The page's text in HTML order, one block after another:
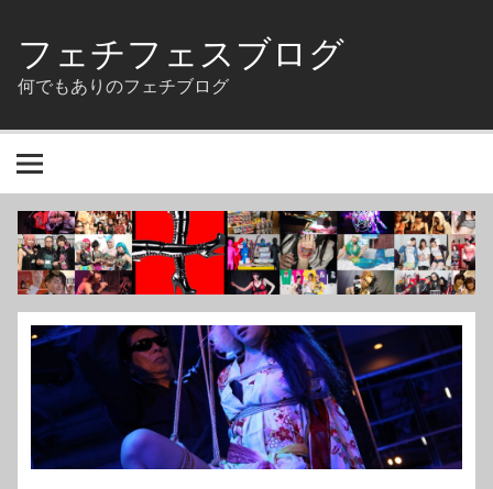
content
フェチフェスブログ
何でもありのフェチブログ